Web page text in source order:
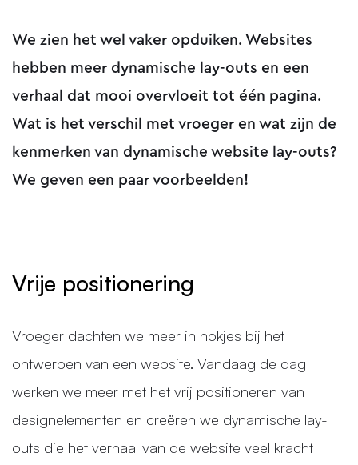
We zien het wel vaker opduiken. Websites
hebben meer dynamische lay-outs en een
verhaal dat mooi overvloeit tot één pagina.
Wat is het verschil met vroeger en wat zijn de
kenmerken van dynamische website lay-outs?
We geven een paar voorbeelden!
Vrije positionering
Vroeger dachten we meer in hokjes bij het
ontwerpen van een website. Vandaag de dag
werken we meer met het vrij positioneren van
designelementen en creëren we dynamische lay-
outs die het verhaal van de website veel kracht